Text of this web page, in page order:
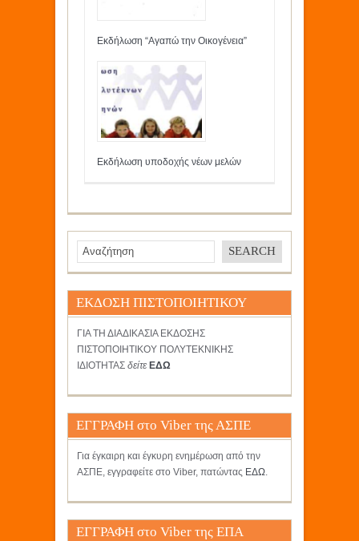
Εκδήλωση “Αγαπώ την Οικογένεια”
Εκδήλωση υποδοχής νέων μελών
ΕΚΔΟΣΗ ΠΙΣΤΟΠΟΙΗΤΙΚΟΥ
ΓΙΑ ΤΗ ΔΙΑΔΙΚΑΣΙΑ ΕΚΔΟΣΗΣ
ΠΙΣΤΟΠΟΙΗΤΙΚΟΥ ΠΟΛΥΤΕΚΝΙΚΗΣ
ΙΔΙΟΤΗΤΑΣ δείτε ΕΔΩ
ΕΓΓΡΑΦΗ στο Viber της ΑΣΠΕ
Για έγκαιρη και έγκυρη ενημέρωση από την
ΑΣΠΕ, εγγραφείτε στο Viber, πατώντας ΕΔΩ.
ΕΓΓΡΑΦΗ στο Viber της ΕΠΑ